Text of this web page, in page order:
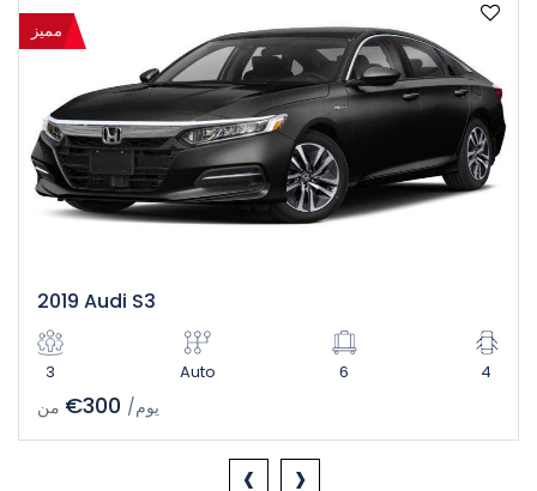
مميز
2019 Audi S3
3 Auto 6 4
من €300 /يوم